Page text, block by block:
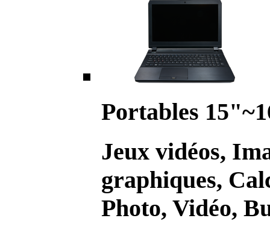
Portables
Jeux vidéos,
graphiques,
Photo, Vidéo,